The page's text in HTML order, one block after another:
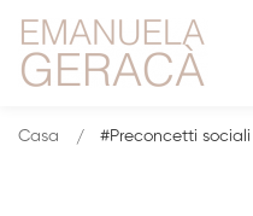
Casa #Preconcetti sociali